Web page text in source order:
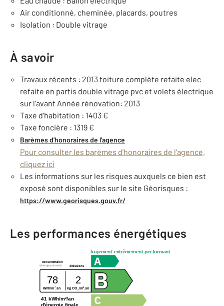
Air conditionné, cheminée, placards, poutres
Isolation : Double vitrage
À savoir
Travaux récents : 2013 toiture complète refaite elec
refaite en partis double vitrage pvc et volets électrique
sur l'avant Année rénovation: 2013
Taxe d'habitation : 1403 €
Taxe foncière : 1319 €
Barèmes d'honoraires de l'agence
Pour consulter les barèmes d'honoraires de l'agence,
cliquez ici
Les informations sur les risques auxquels ce bien est
exposé sont disponibles sur le site Géorisques :
https://www.georisques.gouv.fr/
Les performances énergétiques
logement extrêmement performant
consommation
émissions
(énergie primaire)
78 2
kWh/m 2.an kg CO2/m2.an
41 kWh/m²/an
d'énergie finale